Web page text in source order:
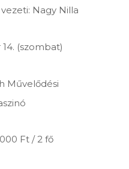
Nagy Nilla
(szombat)
Művelődési
Ft / 2 fő